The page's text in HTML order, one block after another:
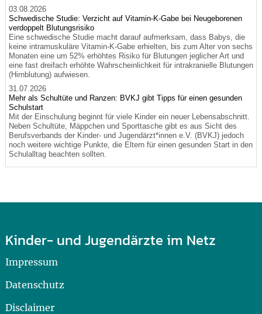
03.08.2026
Schwedische Studie: Verzicht auf Vitamin-K-Gabe bei Neugeborenen
verdoppelt Blutungsrisiko
Eine schwedische Studie macht darauf aufmerksam, dass Babys, die
keine intramuskuläre Vitamin-K-Gabe erhielten, bis zum Alter von sechs
Monaten eine um 52% erhöhtes Risiko für Blutungen jeglicher Art und
eine fast dreifach erhöhte Wahrscheinlichkeit für intrakranielle Blutungen
(Hirnblutung) aufwiesen.
31.07.2026
Mehr als Schultüte und Ranzen: BVKJ gibt Tipps für einen gesunden
Schulstart
Mit der Einschulung beginnt für viele Kinder ein neuer Lebensabschnitt.
Neben Schultüte, Mäppchen und Sporttasche gibt es aus Sicht des
Berufsverbands der Kinder- und Jugendärzt*innen e.V. (BVKJ) jedoch
noch weitere wichtige Punkte, die Eltern für einen gesunden Start in den
Schulalltag beachten sollten.
Kinder- und Jugendärzte im Netz
Impressum
Datenschutz
Disclaimer